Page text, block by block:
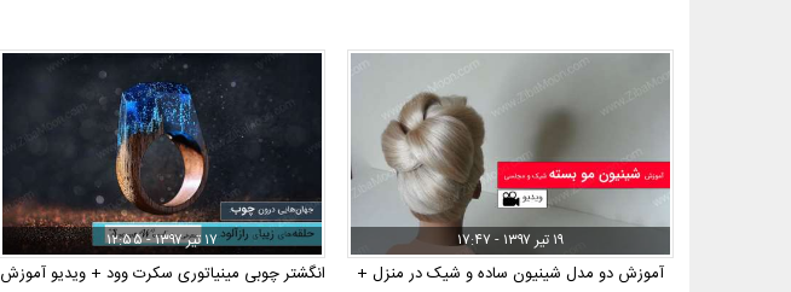
۱۹ تیر ۱۳۹۷ - ۱۷:۴۷
آموزش دو مدل شینیون ساده و شیک در منزل +
۱۷ تیر ۱۳۹۷ - ۱۲:۵۵
انگشتر چوبی مینیاتوری سکرت وود + ویدیو آموزش